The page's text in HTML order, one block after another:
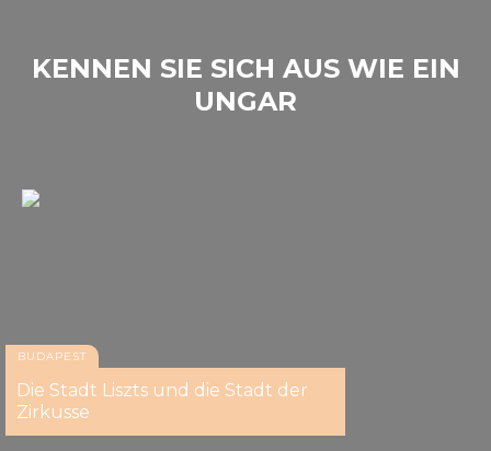
KENNEN SIE SICH AUS WIE EIN
UNGAR
BUDAPEST
Die Stadt Liszts und die Stadt der
Zirkusse